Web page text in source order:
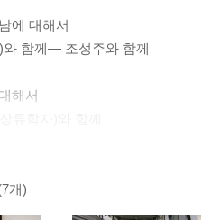
에 대해서
함께― 조성주와 함께
해서
가)와 함께
개)